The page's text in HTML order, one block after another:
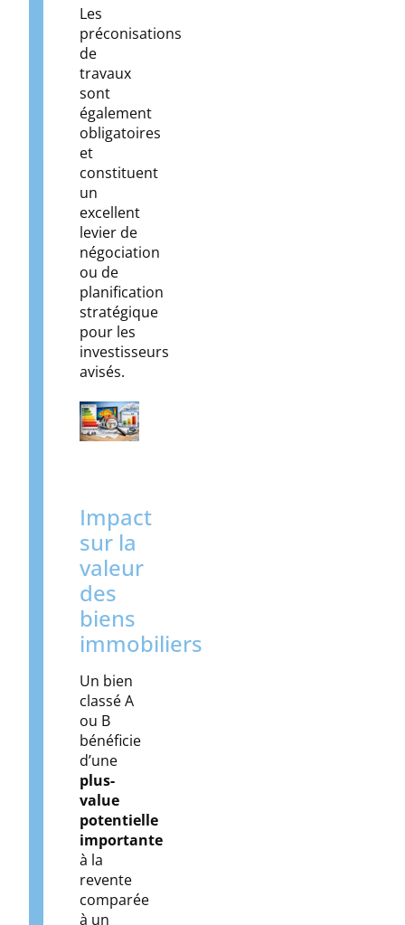
Les
préconisations
de
travaux
sont
également
obligatoires
et
constituent
un
excellent
levier de
négociation
ou de
planification
stratégique
pour les
investisseurs
avisés.
Impact
sur la
valeur
des
biens
immobiliers
Un bien
classé A
ou B
bénéficie
d’une
plus-
value
potentielle
importante
à la
revente
comparée
à un